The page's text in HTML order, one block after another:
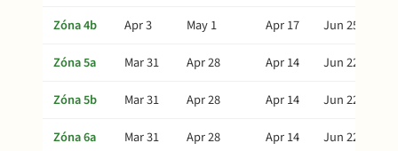
Zóna 4b
Apr 3 May 1 Apr 17
Jun 25
Zóna 5a
Mar 31 Apr 28 Apr 14
Jun 22
Zóna 5b
Mar 31 Apr 28 Apr 14
Jun 22
Zóna 6a
Mar 31 Apr 28 Apr 14
Jun 22